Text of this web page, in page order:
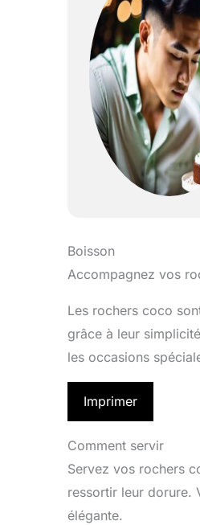
Boisson
Accompagnez vos
Les rochers coco
grâce à leur
les occasions
Imprimer
Comment servir
Servez vos rochers
ressortir leur dorure.
élégante.